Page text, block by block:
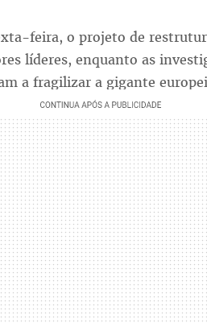
feira, o projeto de
líderes, enquanto as
a fragilizar a gigante